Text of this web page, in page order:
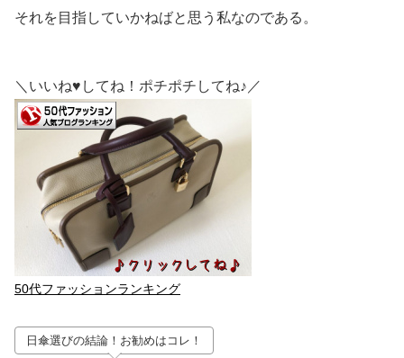
それを目指していかねばと思う私なのである。
＼いいね♥してね！ポチポチしてね♪／
50代ファッションランキング
日傘選びの結論！お勧めはコレ！